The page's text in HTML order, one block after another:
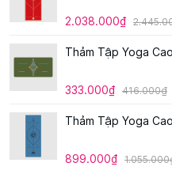
2.038.000₫
Thảm Tập Yoga
333.000₫ 416.000₫
Thảm Tập Yoga
899.000₫